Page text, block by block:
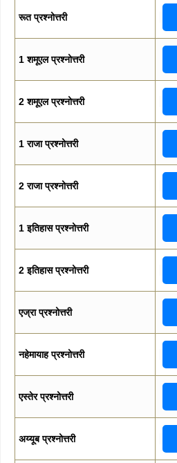
रूत प्रश्नोत्तरी
1 शमूएल प्रश्नोत्तरी
2 शमूएल प्रश्नोत्तरी
1 राजा प्रश्नोत्तरी
2 राजा प्रश्नोत्तरी
1 इतिहास प्रश्नोत्तरी
2 इतिहास प्रश्नोत्तरी
एज्रा प्रश्नोत्तरी
नहेमायाह प्रश्नोत्तरी
एस्तेर प्रश्नोत्तरी
अय्यूब प्रश्नोत्तरी